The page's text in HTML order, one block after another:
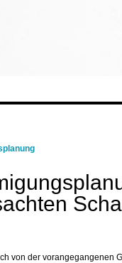
von der vorangegangenen